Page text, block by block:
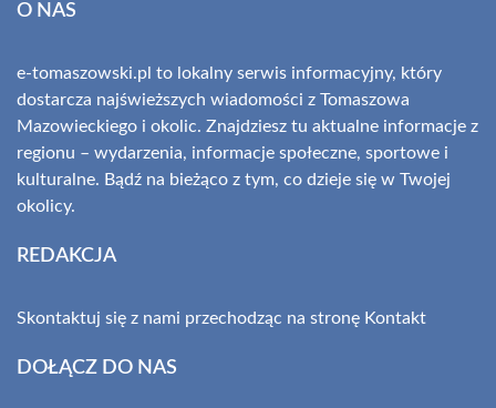
O NAS
e-tomaszowski.pl to lokalny serwis informacyjny, który
dostarcza najświeższych wiadomości z Tomaszowa
Mazowieckiego i okolic. Znajdziesz tu aktualne informacje z
regionu – wydarzenia, informacje społeczne, sportowe i
kulturalne. Bądź na bieżąco z tym, co dzieje się w Twojej
okolicy.
REDAKCJA
Skontaktuj się z nami przechodząc na stronę Kontakt
DOŁĄCZ DO NAS